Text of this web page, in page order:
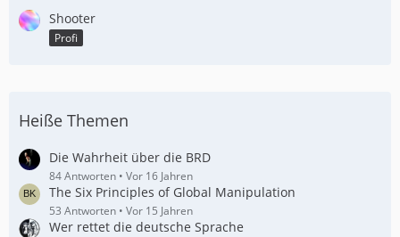
Shooter
Profi
Heiße Themen
Die Wahrheit über die BRD
84 Antworten Vor 16 Jahren
The Six Principles of Global Manipulation
53 Antworten Vor 15 Jahren
Wer rettet die deutsche Sprache